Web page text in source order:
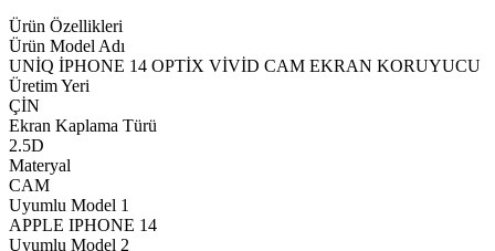
Ürün Özellikleri
Ürün Model Adı
UNİQ İPHONE 14 OPTİX VİVİD CAM EKRAN KORUYUCU
Üretim Yeri
ÇİN
Ekran Kaplama Türü
2.5D
Materyal
CAM
Uyumlu Model 1
APPLE IPHONE 14
Uyumlu Model 2